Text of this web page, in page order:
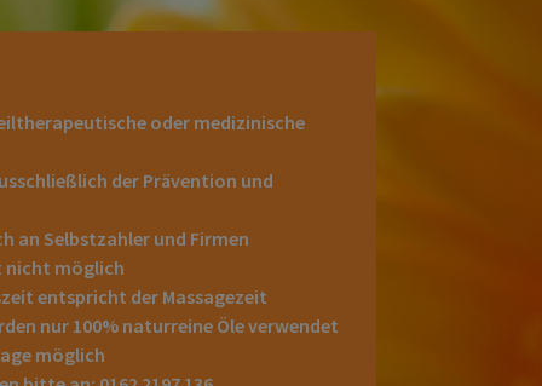
oder medizinische
der Prävention und
an Selbstzahler und Firmen
nicht möglich
entspricht der Massagezeit
nur 100% naturreine Öle verwendet
möglich